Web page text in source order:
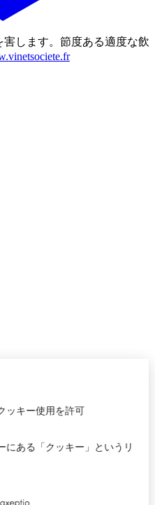
ッキー使用を許可
にある「クッキー」というリ
します。節度ある適度な飲